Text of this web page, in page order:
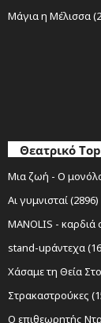
Μάγια η Μέλισσα
Θεατρικό
Μια ζωή - Ο
Αι γυμνισταί (2896)
MANOLIS - καρδιά
stand-upάντεχα
Χάσαμε τη Θεία
Στρακαστρούκες
Ο επιθεωρητής